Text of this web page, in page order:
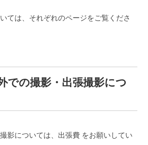
ては、それぞれのページをご覧くださ
での撮影・出張撮影につ
影については、出張費 をお願いしてい